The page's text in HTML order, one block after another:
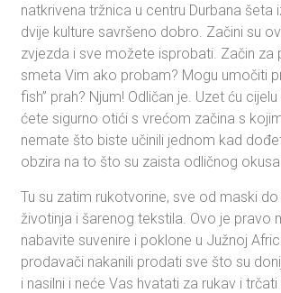
natkrivena tržnica u centru Durbana šeta
dvije kulture savršeno dobro. Začini su
zvjezda i sve možete isprobati. Začin za
smeta Vim ako probam? Mogu umočiti
fish” prah? Njum! Odličan je. Uzet ću
ćete sigurno otići s vrećom začina s
nemate što biste učinili jednom kad
obzira na to što su zaista odličnog okusa
Tu su zatim rukotvorine, sve od maski do
životinja i šarenog tekstila. Ovo je pravo
nabavite suvenire i poklone u Južnoj
prodavači nakanili prodati sve što su
i nasilni i neće Vas hvatati za rukav i